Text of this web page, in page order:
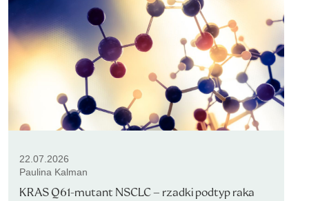
22.07.2026
Paulina Kalman
KRAS Q61-mutant NSCLC – rzadki podtyp raka